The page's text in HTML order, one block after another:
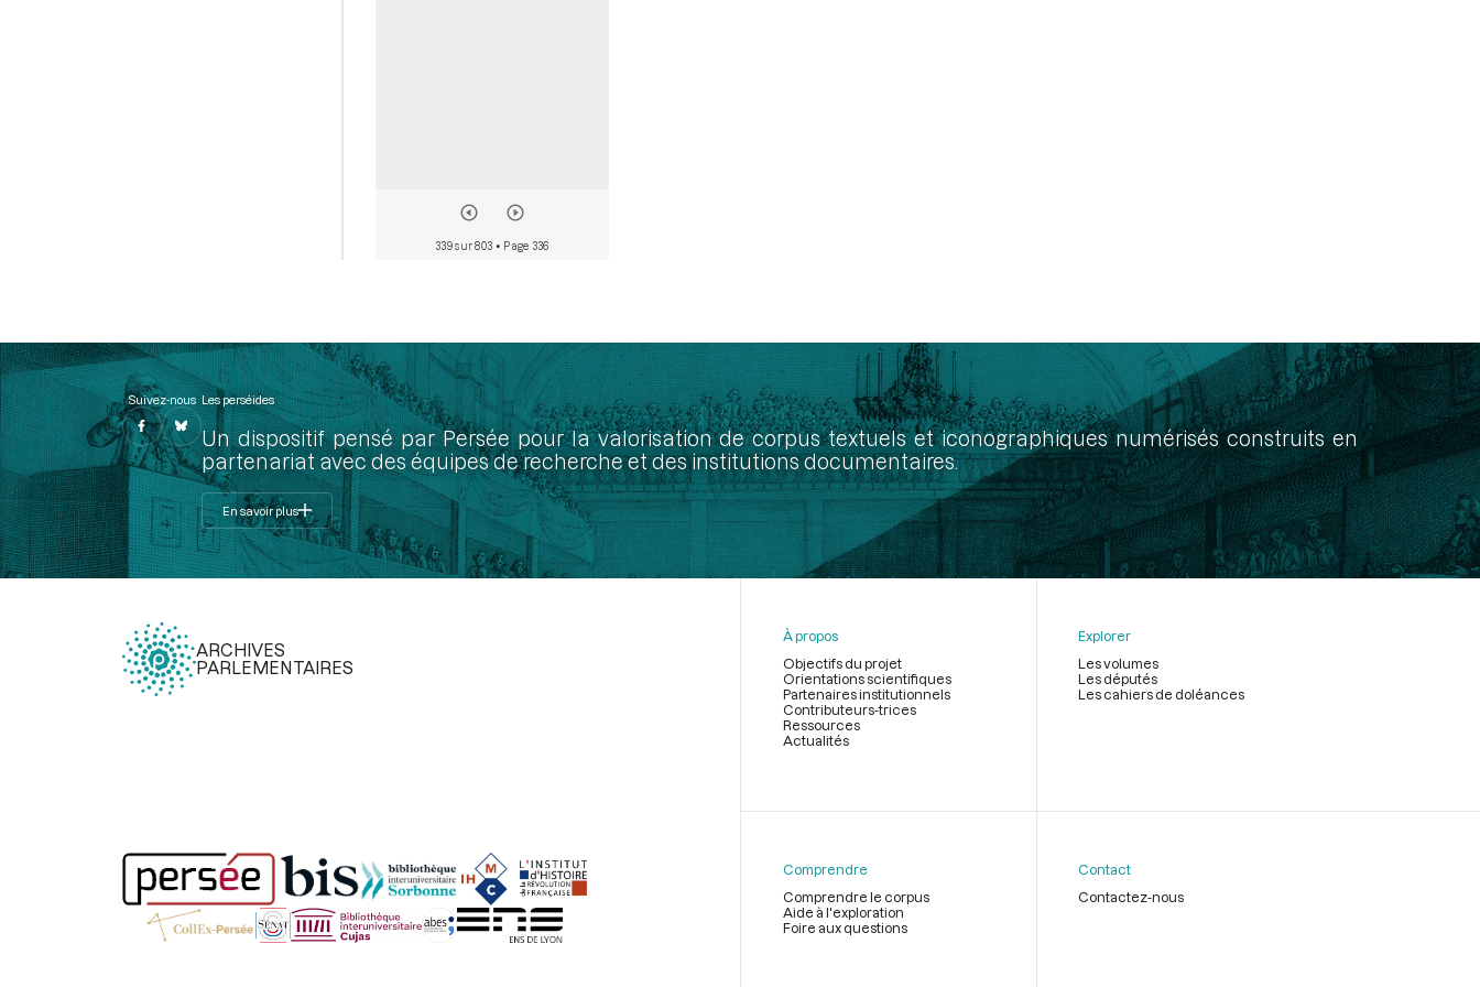
339 sur 803 • Page 336
Suivez-nous Les perséides
Un dispositif pensé par Persée pour la valorisation de corpus textuels et iconographiques numérisés construits en
partenariat avec des équipes de recherche et des institutions documentaires.
En savoir plus
ARCHIVES
PARLEMENTAIRES
page
À propos
Objectifs du projet
Orientations scientifiques
Partenaires institutionnels
Contributeurs-trices
Ressources
Actualités
Explorer
Les volumes
Les députés
Les cahiers de doléances
Comprendre
Comprendre le corpus
Aide à l'exploration
Foire aux questions
Contact
Contactez-nous